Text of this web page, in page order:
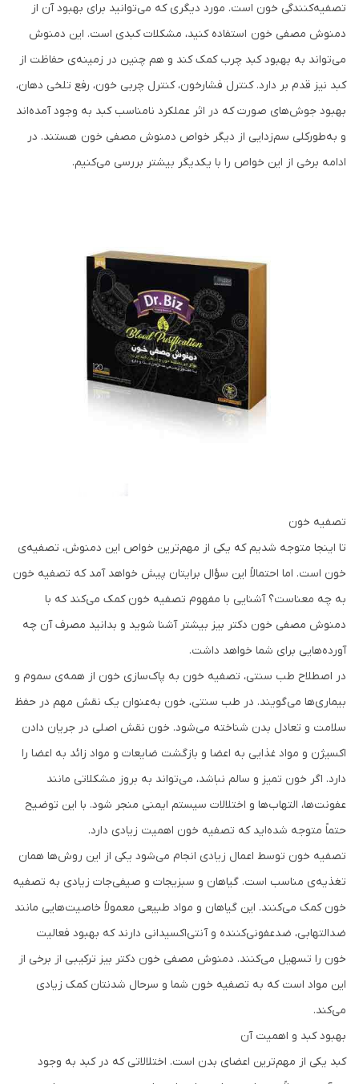
تصفیه‌کنندگی خون است. مورد دیگری که می‌توانید برای بهبود آن از
دمنوش مصفی خون استفاده کنید، مشکلات کبدی است. این دمنوش
می‌تواند به بهبود کبد چرب کمک کند و هم چنین در زمینه‌ی حفاظت از
کبد نیز قدم بر دارد. کنترل فشارخون، کنترل چربی خون، رفع تلخی دهان،
بهبود جوش‌های صورت که در اثر عملکرد نامناسب کبد به وجود آمده‌اند
و به‌طورکلی سم‌زدایی از دیگر خواص دمنوش مصفی خون هستند. در
ادامه برخی از این خواص را با یکدیگر بیشتر بررسی می‌کنیم.
تصفیه خون
تا اینجا متوجه شدیم که یکی از مهم‌ترین خواص این دمنوش، تصفیه‌ی
خون است. اما احتمالاً این سؤال برایتان پیش خواهد آمد که تصفیه خون
به چه معناست؟ آشنایی با مفهوم تصفیه خون کمک می‌کند که با
دمنوش مصفی خون دکتر بیز بیشتر آشنا شوید و بدانید مصرف آن چه
آورده‌هایی برای شما خواهد داشت.
در اصطلاح طب سنتی، تصفیه خون به پاک‌سازی خون از همه‌ی سموم و
بیماری‌ها می‌گویند. در طب سنتی، خون به‌عنوان یک نقش مهم در حفظ
سلامت و تعادل بدن شناخته می‌شود. خون نقش اصلی در جریان دادن
اکسیژن و مواد غذایی به اعضا و بازگشت ضایعات و مواد زائد به اعضا را
دارد. اگر خون تمیز و سالم نباشد، می‌تواند به بروز مشکلاتی مانند
عفونت‌ها، التهاب‌ها و اختلالات سیستم ایمنی منجر شود. با این توضیح
حتماً متوجه شده‌اید که تصفیه خون اهمیت زیادی دارد.
تصفیه خون توسط اعمال زیادی انجام می‌شود یکی از این روش‌ها همان
تغذیه‌ی مناسب است. گیاهان و سبزیجات و صیفی‌جات زیادی به تصفیه
خون کمک می‌کنند. این گیاهان و مواد طبیعی معمولاً خاصیت‌هایی مانند
ضدالتهابی، ضدعفونی‌کننده و آنتی‌اکسیدانی دارند که بهبود فعالیت
خون را تسهیل می‌کنند. دمنوش مصفی خون دکتر بیز ترکیبی از برخی از
این مواد است که به تصفیه خون شما و سرحال شدنتان کمک زیادی
می‌کند.
بهبود کبد و اهمیت آن
کبد یکی از مهم‌ترین اعضای بدن است. اختلالاتی که در کبد به وجود